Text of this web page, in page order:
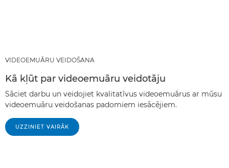
VIDEOEMUĀRU VEIDOŠANA
Kā kļūt par videoemuāru veidotāju
Sāciet darbu un veidojiet kvalitatīvus videoemuārus ar mūsu
videoemuāru veidošanas padomiem iesācējiem.
UZZINIET VAIRĀK